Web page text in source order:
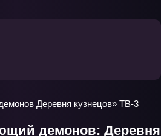
демонов: Деревня